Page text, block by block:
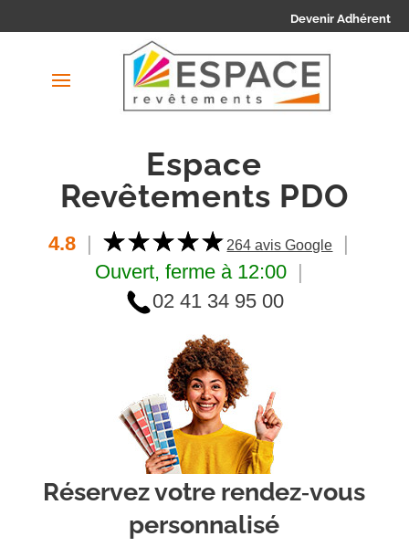
Devenir Adhérent
Espace
Revêtements PDO
4.8 264 avis Google
Ouvert, ferme à 12:00
02 41 34 95 00
Réservez votre rendez‑vous
personnalisé